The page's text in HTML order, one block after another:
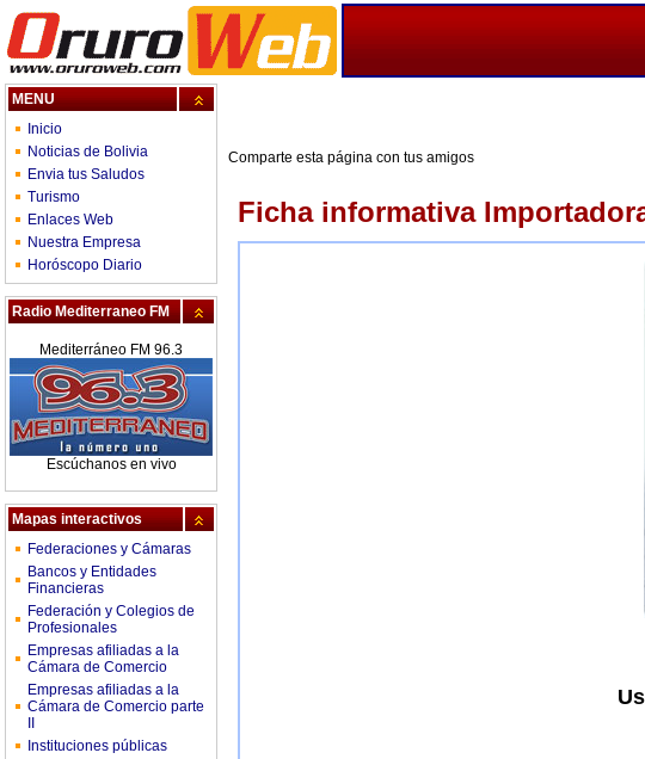
MENU
Inicio
Noticias de Bolivia
Envia tus Saludos
Turismo
Enlaces Web
Nuestra Empresa
Horóscopo Diario
Radio Mediterraneo FM
Mediterráneo FM 96.3
Escúchanos en vivo
Mapas interactivos
Federaciones y Cámaras
Bancos y Entidades
Financieras
Federación y Colegios de
Profesionales
Empresas afiliadas a la
Cámara de Comercio
Empresas afiliadas a la
Cámara de Comercio parte
Instituciones públicas
Comparte esta página con tus amigos
Ficha informativa